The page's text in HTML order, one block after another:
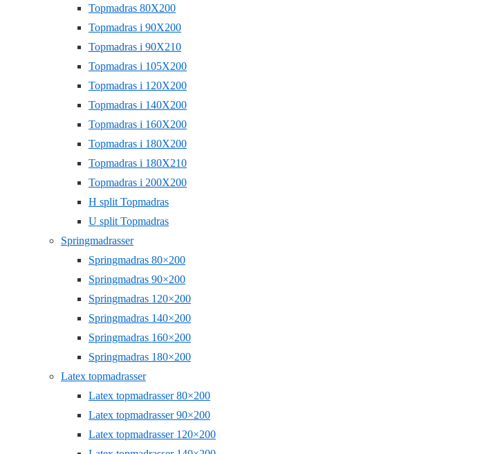
Topmadras 80X200
Topmadras i 90X200
Topmadras i 90X210
Topmadras i 105X200
Topmadras i 120X200
Topmadras i 140X200
Topmadras i 160X200
Topmadras i 180X200
Topmadras i 180X210
Topmadras i 200X200
H split Topmadras
U split Topmadras
Springmadrasser
Springmadras 80×200
Springmadras 90×200
Springmadras 120×200
Springmadras 140×200
Springmadras 160×200
Springmadras 180×200
Latex topmadrasser
Latex topmadrasser 80×200
Latex topmadrasser 90×200
Latex topmadrasser 120×200